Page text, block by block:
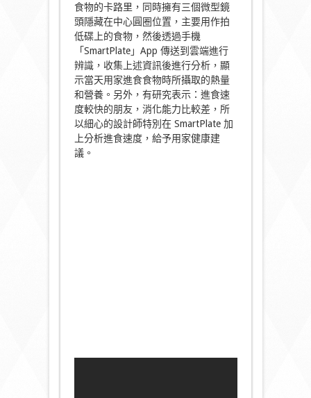
食物的卡路里，同時擁有三個微型鏡
頭隱藏在中心圓圈位置，主要用作拍
低碟上的食物，然後透過手機
「SmartPlate」App 傳送到雲端進行
辨識，收集上述資訊後進行分析，顯
示當天用家進食食物時所攝取的熱量
和營養。另外，有研究表示：進食速
度較快的朋友，消化能力比較差，所
以細心的設計師特別在 SmartPlate 加
上分析進食速度，給予用家健康建
議。